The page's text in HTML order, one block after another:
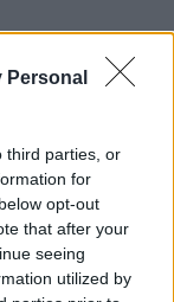
Personal
third parties, or
for
opt-out
that after your
seeing
utilized by